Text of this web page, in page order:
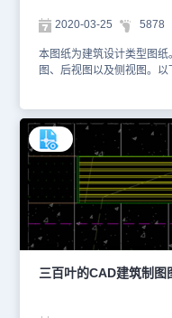
2020-03-25 5878
本图纸为建筑设计类型图
图、后视图以及侧视图。
纸仅用于学习资料，切勿
三百叶的CAD建筑制图